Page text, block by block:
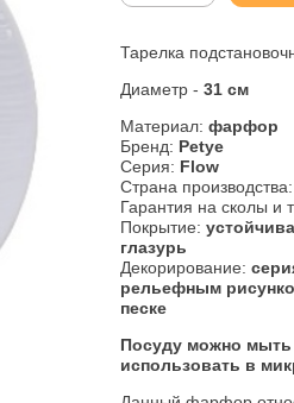
Тарелка
Диаметр -31 см
Материал:фарфор
Бренд: Petye
Серия: Flow
Страна
Гарантия на сколы и
Покрытие:
глазурь
Декорирование:
рельефным
песке
​Посуду можно
использовать в